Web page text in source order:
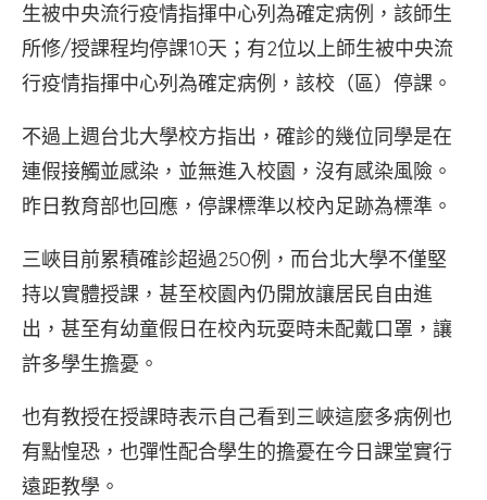
生被中央流行疫情指揮中心列為確定病例，該師生
所修/授課程均停課10天；有2位以上師生被中央流
行疫情指揮中心列為確定病例，該校（區）停課。
不過上週台北大學校方指出，確診的幾位同學是在
連假接觸並感染，並無進入校園，沒有感染風險。
昨日教育部也回應，停課標準以校內足跡為標準。
三峽目前累積確診超過250例，而台北大學不僅堅
持以實體授課，甚至校園內仍開放讓居民自由進
出，甚至有幼童假日在校內玩耍時未配戴口罩，讓
許多學生擔憂。
也有教授在授課時表示自己看到三峽這麼多病例也
有點惶恐，也彈性配合學生的擔憂在今日課堂實行
遠距教學。